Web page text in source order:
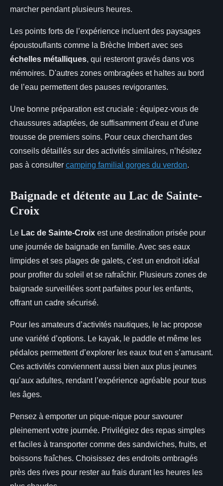
marcher pendant plusieurs heures.
Les points forts de l’expérience incluent des paysages
époustouflants comme la Brèche Imbert avec ses
échelles métalliques, qui resteront gravés dans vos
mémoires. D'autres zones ombragées et haltes au bord
de l’eau permettent des pauses revigorantes.
Une bonne préparation est cruciale : équipez-vous de
chaussures adaptées, de suffisamment d'eau et d'une
trousse de premiers soins. Pour ceux cherchant des
conseils détaillés sur des activités similaires, n’hésitez
pas à consulter camping familial gorges du verdon.
Baignade et détente au Lac de Sainte-
Croix
Le Lac de Sainte-Croix est une destination prisée pour
une journée de baignade en famille. Avec ses eaux
limpides et ses plages de galets, c'est un endroit idéal
pour profiter du soleil et se rafraîchir. Plusieurs zones de
baignade surveillées sont parfaites pour les enfants,
offrant un cadre sécurisé.
Pour les amateurs d’activités nautiques, le lac propose
une variété d’options. Le kayak, le paddle et même les
pédalos permettent d’explorer les eaux tout en s’amusant.
Ces activités conviennent aussi bien aux plus jeunes
qu’aux adultes, rendant l’expérience agréable pour tous
les âges.
Pensez à emporter un pique-nique pour savourer
pleinement votre journée. Privilégiez des repas simples
et faciles à transporter comme des sandwiches, fruits, et
boissons fraîches. Choisissez des endroits ombragés
près des rives pour rester au frais durant les heures les